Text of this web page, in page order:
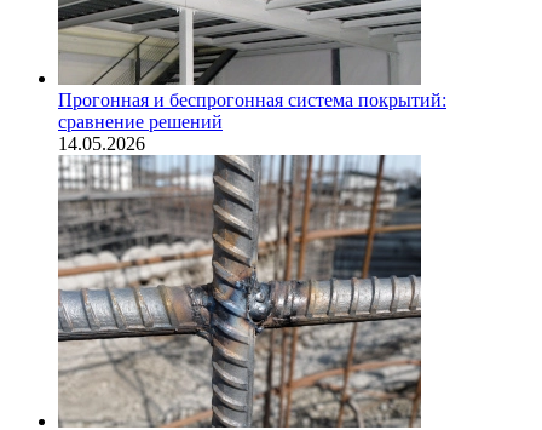
Прогонная и беспрогонная система покрытий:
сравнение решений
14.05.2026